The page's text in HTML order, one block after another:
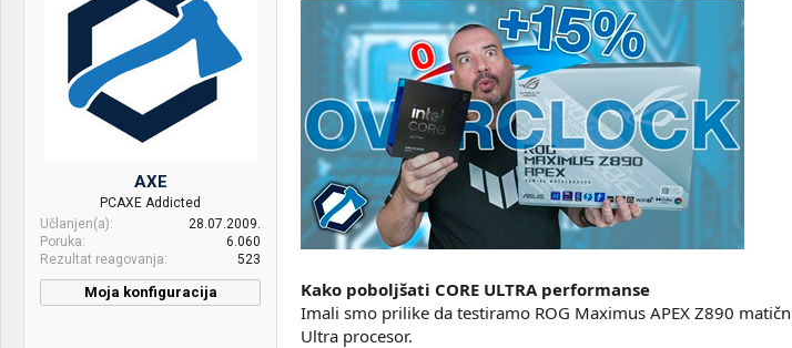
p
o
r
e
t
a
AXE
PCAXE Addicted
Učlanjen(a)
28.07.2009.
Poruka
6.060
Rezultat reagovanja
523
Moja konfiguracija
Kako poboljšati CORE ULTRA performanse
Imali smo prilike da testiramo ROG Maximus APEX Z890
Ultra procesor.